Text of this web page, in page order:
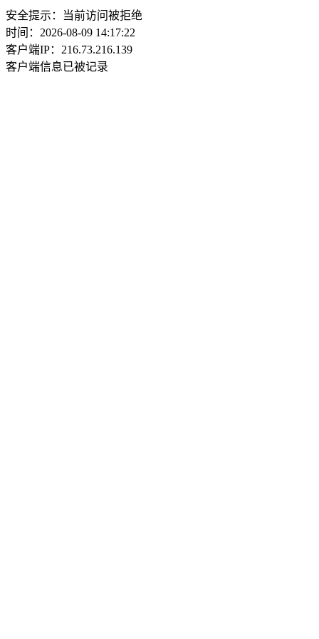
安全提示：当前访问被拒绝
时间：2026-08-09 14:17:22
客户端IP：216.73.216.139
客户端信息已被记录